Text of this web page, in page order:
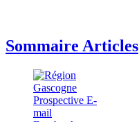
Sommaire Articles